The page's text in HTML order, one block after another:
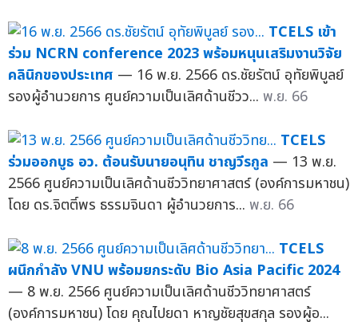
TCELS เข้า
ร่วม NCRN conference 2023 พร้อมหนุนเสริมงานวิจัย
คลินิกของประเทศ — 16 พ.ย. 2566 ดร.ชัยรัตน์ อุทัยพิบูลย์
รองผู้อำนวยการ ศูนย์ความเป็นเลิศด้านชีวว... พ.ย. 66
TCELS
ร่วมออกบูธ อว. ต้อนรับนายอนุทิน ชาญวีรกูล — 13 พ.ย.
2566 ศูนย์ความเป็นเลิศด้านชีววิทยาศาสตร์ (องค์การมหาชน)
โดย ดร.จิตติ์พร ธรรมจินดา ผู้อำนวยการ... พ.ย. 66
TCELS
ผนึกกำลัง VNU พร้อมยกระดับ Bio Asia Pacific 2024
— 8 พ.ย. 2566 ศูนย์ความเป็นเลิศด้านชีววิทยาศาสตร์
(องค์การมหาชน) โดย คุณไปยดา หาญชัยสุขสกุล รองผู้อ...